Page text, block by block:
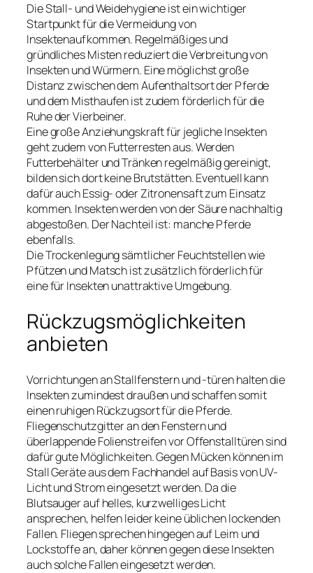
Die Stall- und Weidehygiene ist ein wichtiger
Startpunkt für die Vermeidung von
Insektenaufkommen. Regelmäßiges und
gründliches Misten reduziert die Verbreitung von
Insekten und Würmern. Eine möglichst große
Distanz zwischen dem Aufenthaltsort der Pferde
und dem Misthaufen ist zudem förderlich für die
Ruhe der Vierbeiner.
Eine große Anziehungskraft für jegliche Insekten
geht zudem von Futterresten aus. Werden
Futterbehälter und Tränken regelmäßig gereinigt,
bilden sich dort keine Brutstätten. Eventuell kann
dafür auch Essig- oder Zitronensaft zum Einsatz
kommen. Insekten werden von der Säure nachhaltig
abgestoßen. Der Nachteil ist: manche Pferde
ebenfalls.
Die Trockenlegung sämtlicher Feuchtstellen wie
Pfützen und Matsch ist zusätzlich förderlich für
eine für Insekten unattraktive Umgebung.
Rückzugsmöglichkeiten
anbieten
Vorrichtungen an Stallfenstern und -türen halten die
Insekten zumindest draußen und schaffen somit
einen ruhigen Rückzugsort für die Pferde.
Fliegenschutzgitter an den Fenstern und
überlappende Folienstreifen vor Offenstalltüren sind
dafür gute Möglichkeiten. Gegen Mücken können im
Stall Geräte aus dem Fachhandel auf Basis von UV-
Licht und Strom eingesetzt werden. Da die
Blutsauger auf helles, kurzwelliges Licht
ansprechen, helfen leider keine üblichen lockenden
Fallen. Fliegen sprechen hingegen auf Leim und
Lockstoffe an, daher können gegen diese Insekten
auch solche Fallen eingesetzt werden.